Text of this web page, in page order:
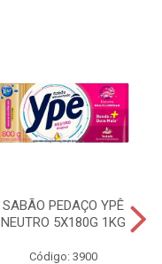
SABÃO PEDAÇO YPÊ
NEUTRO 5X180G 1KG
Código: 3900